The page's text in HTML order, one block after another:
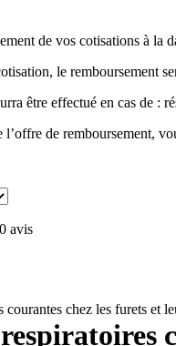
de vos cotisations à la
le remboursement
être effectué en cas de :
de remboursement,
avis
courantes chez les furets et